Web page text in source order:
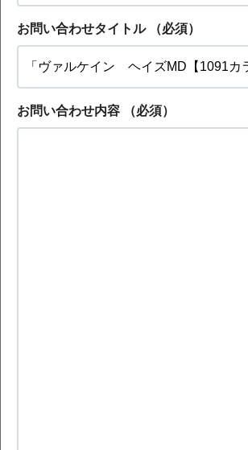
お問い合わせタイトル （必須）
お問い合わせ内容 （必須）